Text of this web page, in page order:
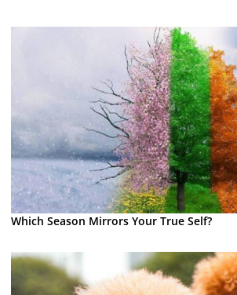
Which Season Mirrors Your True Self?